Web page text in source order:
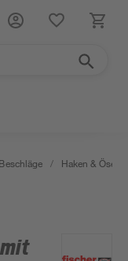
/ Haken & Ösen